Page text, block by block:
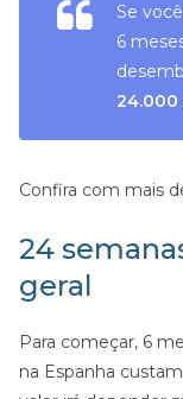
Se
6
24.000
Confira com mais
24
geral
Para começar, 6
na Espanha